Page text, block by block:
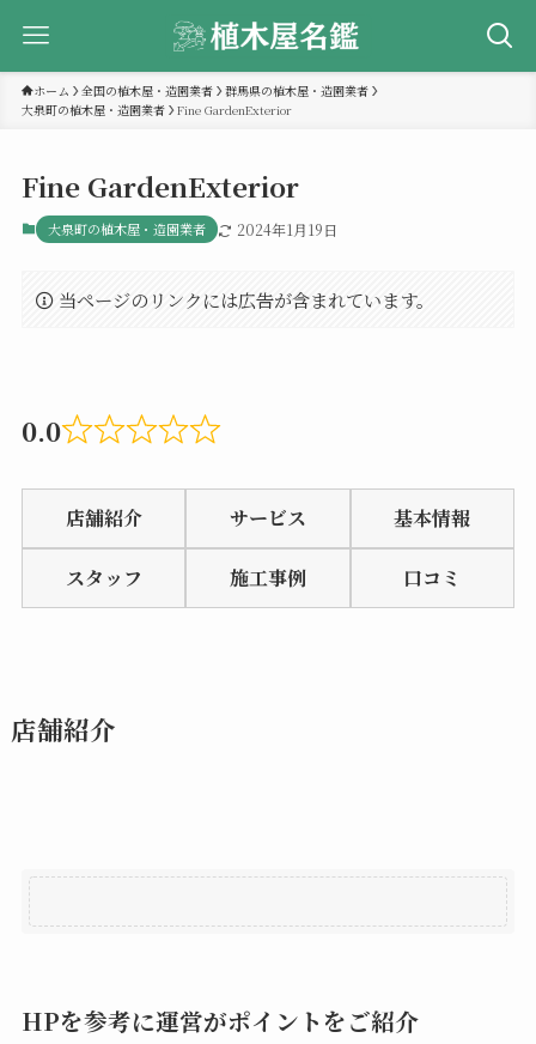
ホーム 全国の植木屋・造園業者
群馬県の植木屋・造園業者
大泉町の植木屋・造園業者
Fine GardenExterior
Fine GardenExterior
大泉町の植木屋・造園業者 2024年1月19日
当ページのリンクには広告が含まれています。
0.0
Rated
0.0
out
5
店舗紹介 サービス 基本情報
スタッフ 施工事例 口コミ
店舗紹介
HPを参考に運営がポイントをご紹介